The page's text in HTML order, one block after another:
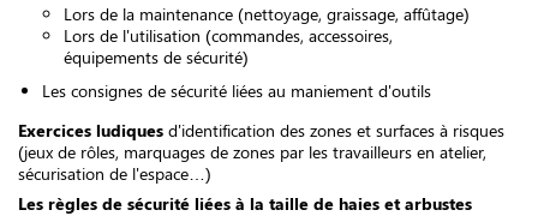
Lors de la maintenance (nettoyage, graissage, affûtage)
Lors de l'utilisation (commandes, accessoires,
équipements de sécurité)
Les consignes de sécurité liées au maniement d'outils
Exercices ludiques d'identification des zones et surfaces à risques
(jeux de rôles, marquages ​​de zones par les travailleurs en atelier,
sécurisation de l'espace…)
Les règles de sécurité liées à la taille de haies et arbustes